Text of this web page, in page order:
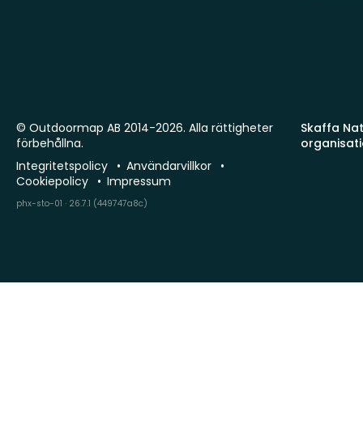
Skaffa
© Outdoormap AB 2014-2026. Alla rättigheter
förbehållna.
Integritetspolicy
Användarvillkor
Cookiepolicy
Impressum
phx-sto-01 · 26.7.1 (449747a8c)